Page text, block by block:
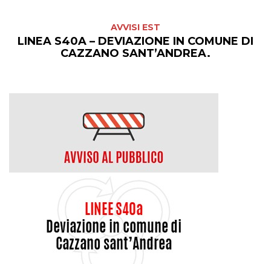
AVVISI EST
LINEA S40A – DEVIAZIONE IN COMUNE DI
CAZZANO SANT’ANDREA.